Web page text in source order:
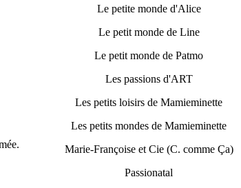
Le petite monde d'Alice
Le petit monde de Line
Le petit monde de Patmo
Les passions d'ART
Les petits loisirs de Mamieminette
Les petits mondes de Mamieminette
Marie-Françoise et Cie (C. comme Ça)
Passionatal